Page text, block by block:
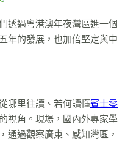
透過粵港澳年夜灣區進一個
年的發展，也加倍堅定與中
哪里往讀、若何讀懂賓士零
視角。現場，國內外專家學
通過觀察廣東、感知灣區，